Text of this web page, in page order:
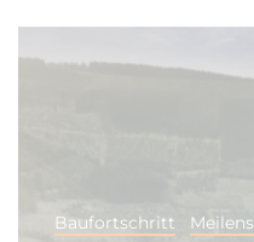
Baufortschritt